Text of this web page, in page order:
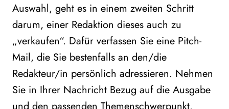
Auswahl, geht es in einem zweiten Schritt
darum, einer Redaktion dieses auch zu
„verkaufen“. Dafür verfassen Sie eine Pitch-
Mail, die Sie bestenfalls an den/die
Redakteur/in persönlich adressieren. Nehmen
Sie in Ihrer Nachricht Bezug auf die Ausgabe
und den passenden Themenschwerpunkt.